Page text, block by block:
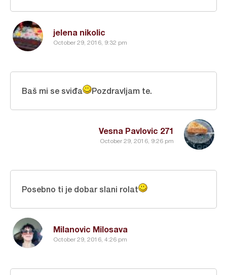
jelena nikolic
October 29, 2016, 9:32 pm
Vesna Pavlovic 271
October 29, 2016, 9:26 pm
Baš mi se sviđa Pozdravljam te.
Milanovic Milosava
October 29, 2016, 4:26 pm
Posebno ti je dobar slani rolat